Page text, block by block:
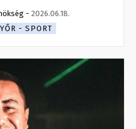
- 2026.06.18.
- SPORT